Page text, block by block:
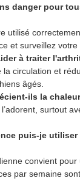
danger pour
utilisé
et surveillez votre
à traiter
la circulation et
âgés.
ils la
surtout
puis-je utiliser
convient
par semaine